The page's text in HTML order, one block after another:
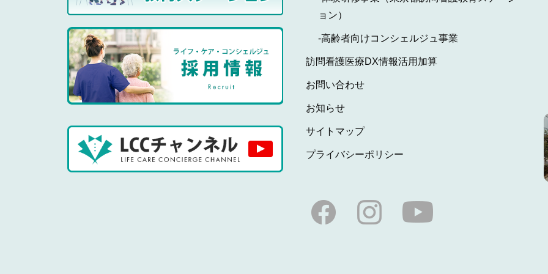
ョン）
-高齢者向けコンシェルジュ事業
訪問看護医療DX情報活用加算
お問い合わせ
お知らせ
サイトマップ
プライバシーポリシー